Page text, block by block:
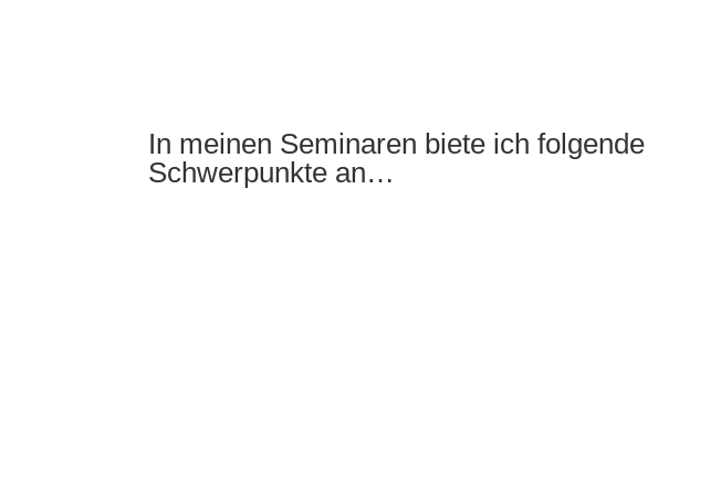
In meinen Seminaren biete ich folgende
Schwerpunkte an…